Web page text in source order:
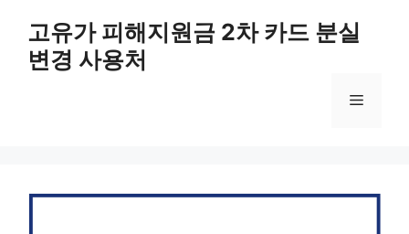
고유가 피해지원금 2차 카드 분실
변경 사용처
메